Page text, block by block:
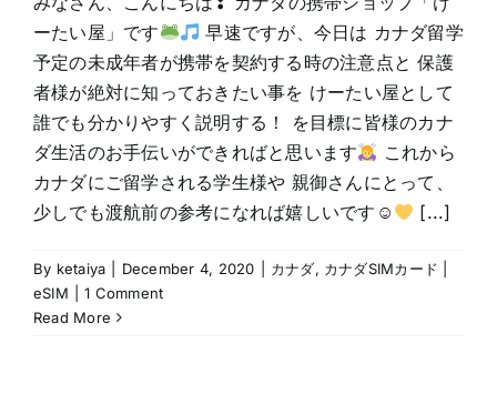
ーたい屋」です
早速ですが、今日は カナダ留学
予定の未成年者が携帯を契約する時の注意点と 保護
者様が絶対に知っておきたい事を けーたい屋として
誰でも分かりやすく説明する！ を目標に皆様のカナ
ダ生活のお手伝いができればと思います
これから
カナダにご留学される学生様や 親御さんにとって、
少しでも渡航前の参考になれば嬉しいです☺
[...]
By ketaiya December 4, 2020 カナダ, カナダSIMカード |
eSIM
1 Comment
Read More